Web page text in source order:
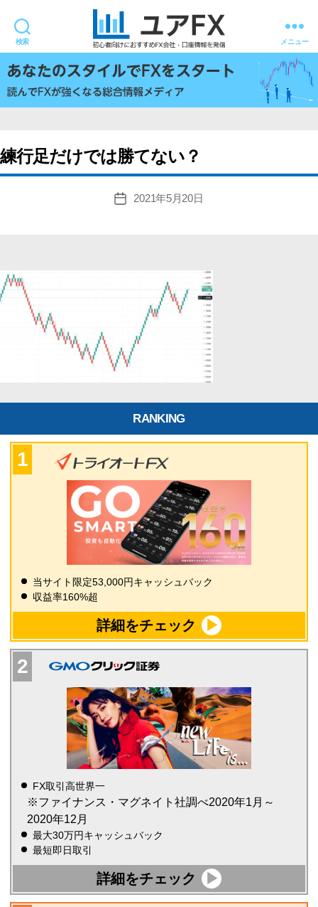
検索
ユ
ア
FX
メニュー
練行足だけでは勝てない？
投
2021年5月20日
RANKING
当サイト限定53,000円キャッシュバック
収益率160%超
詳細をチェック
FX取引高世界一
※ファイナンス・マグネイト社調べ2020年1月～
2020年12月
最大30万円キャッシュバック
最短即日取引
詳細をチェック